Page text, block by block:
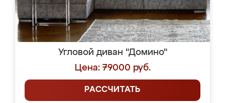
Угловой диван "Домино"
Цена: 79000 руб.
РАССЧИТАТЬ